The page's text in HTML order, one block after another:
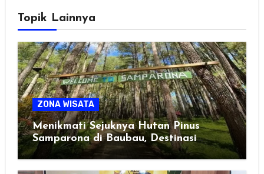
Topik Lainnya
ZONA WISATA
Menikmati Sejuknya Hutan Pinus
Samparona di Baubau, Destinasi
Healing Favorit!